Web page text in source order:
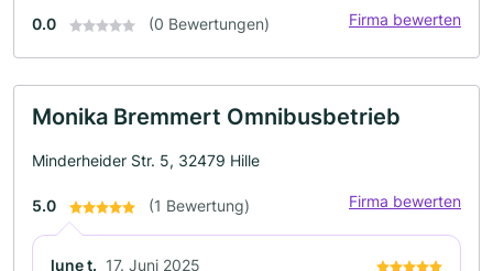
0.0 (0 Bewertungen) Firma bewerten
Monika Bremmert Omnibusbetrieb
Minderheider Str. 5, 32479 Hille
5.0 (1 Bewertung) Firma bewerten
lune t. 17. Juni 2025